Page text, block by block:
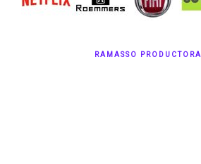
RAMASSO PRODUCTORA